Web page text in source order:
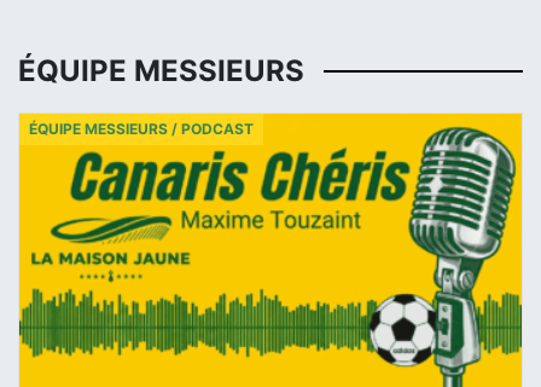
ÉQUIPE MESSIEURS
ÉQUIPE MESSIEURS / PODCAST